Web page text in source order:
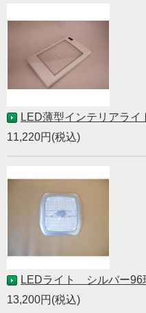
LED薄型インテリアライ
11,220円(税込)
LEDライト シルバー96
13,200円(税込)